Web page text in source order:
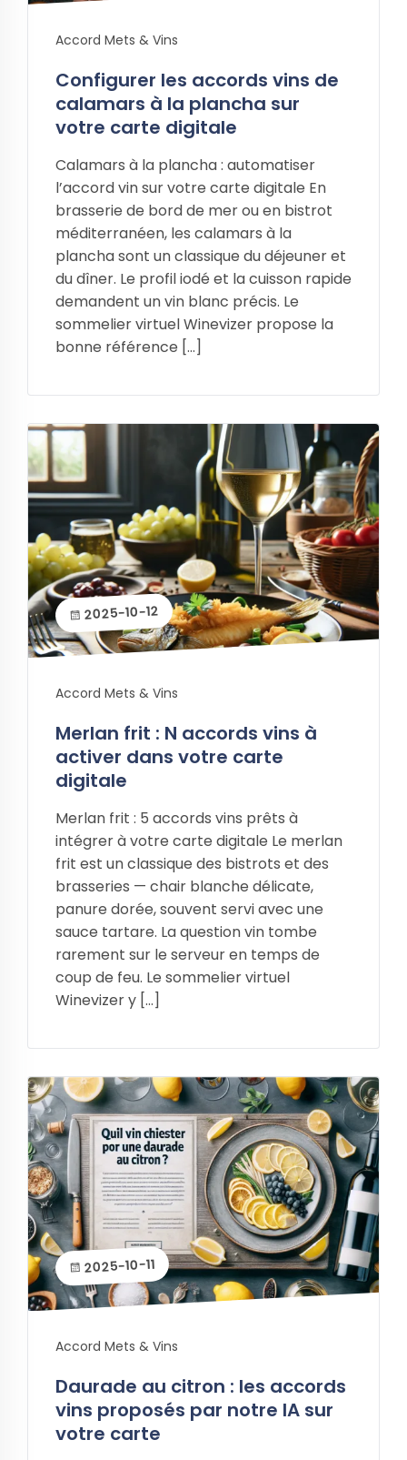
Accord Mets & Vins
Configurer les accords vins de
calamars à la plancha sur
votre carte digitale
Calamars à la plancha : automatiser
l’accord vin sur votre carte digitale En
brasserie de bord de mer ou en bistrot
méditerranéen, les calamars à la
plancha sont un classique du déjeuner et
du dîner. Le profil iodé et la cuisson rapide
demandent un vin blanc précis. Le
sommelier virtuel Winevizer propose la
bonne référence […]
2025-10-12
Accord Mets & Vins
Merlan frit : N accords vins à
activer dans votre carte
digitale
Merlan frit : 5 accords vins prêts à
intégrer à votre carte digitale Le merlan
frit est un classique des bistrots et des
brasseries — chair blanche délicate,
panure dorée, souvent servi avec une
sauce tartare. La question vin tombe
rarement sur le serveur en temps de
coup de feu. Le sommelier virtuel
Winevizer y […]
2025-10-11
Accord Mets & Vins
Daurade au citron : les accords
vins proposés par notre IA sur
votre carte